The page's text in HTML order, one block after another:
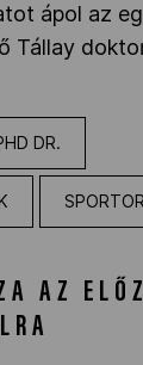
ápol az
Tállay
DR.
AZ